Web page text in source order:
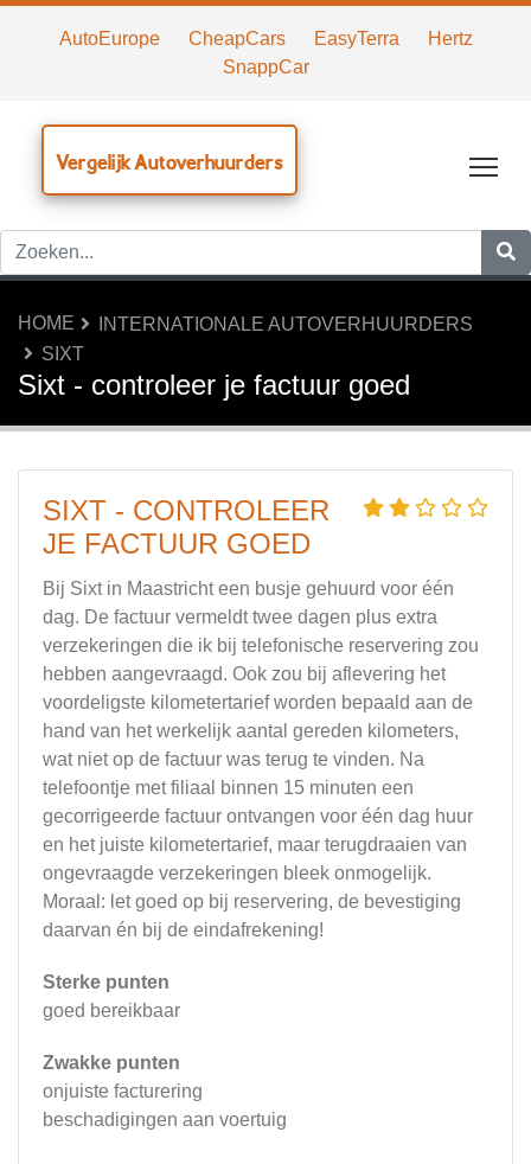
AutoEurope CheapCars EasyTerra
Hertz
SnappCar
Vergelijk Autoverhuurders
HOME
INTERNATIONALE AUTOVERHUURDERS
SIXT
Sixt - controleer je factuur goed
SIXT - CONTROLEER
JE FACTUUR GOED
Bij Sixt in Maastricht een busje gehuurd voor één
dag. De factuur vermeldt twee dagen plus extra
verzekeringen die ik bij telefonische reservering zou
hebben aangevraagd. Ook zou bij aflevering het
voordeligste kilometertarief worden bepaald aan de
hand van het werkelijk aantal gereden kilometers,
wat niet op de factuur was terug te vinden. Na
telefoontje met filiaal binnen 15 minuten een
gecorrigeerde factuur ontvangen voor één dag huur
en het juiste kilometertarief, maar terugdraaien van
ongevraagde verzekeringen bleek onmogelijk.
Moraal: let goed op bij reservering, de bevestiging
daarvan én bij de eindafrekening!
Sterke punten
goed bereikbaar
Zwakke punten
onjuiste facturering
beschadigingen aan voertuig